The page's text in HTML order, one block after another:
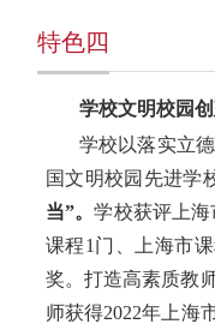
特色四
学校文明校园
学校以落实立
国文明校园先进学
当”。学校获评上
课程1门、上海市
奖。打造高素质教
师获得2022年上海